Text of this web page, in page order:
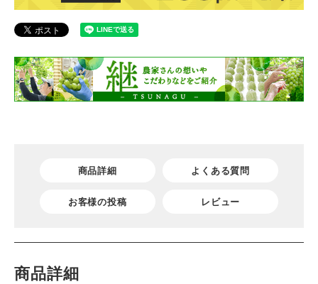
商品詳細 よくある質問
お客様の投稿 レビュー
商品詳細